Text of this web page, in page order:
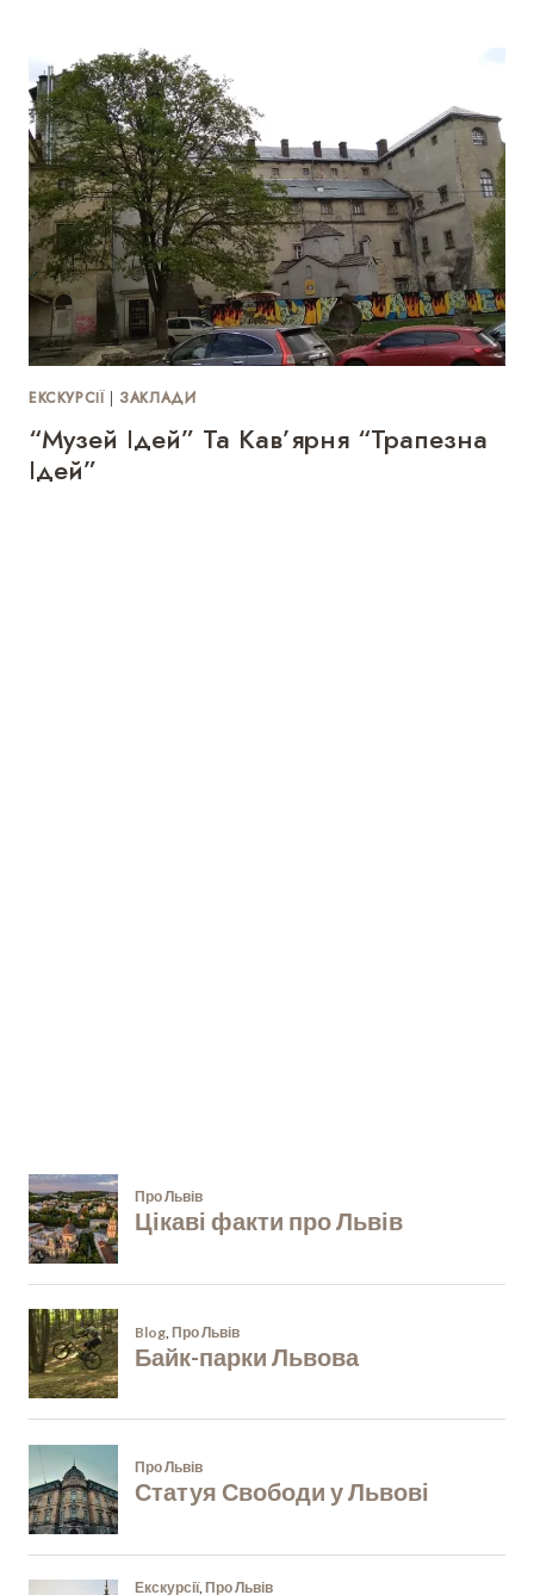
ЕКСКУРСІЇ| ЗАКЛАДИ
“Музей Ідей” Та Кав’ярня “Трапезна
Ідей”